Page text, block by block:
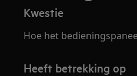
Kwestie
Hoe het
Heeft betrekking op